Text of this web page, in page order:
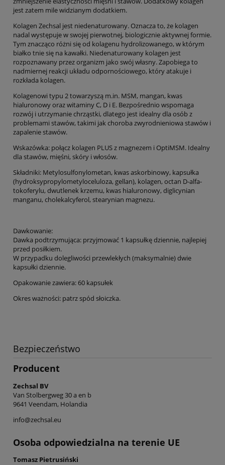
jest zatem mile widzianym dodatkiem.
Kolagen Zechsal jest niedenaturowany. Oznacza to, że kolagen
nadal występuje w swojej pierwotnej, biologicznie aktywnej formie.
Tym znacząco różni się od kolagenu hydrolizowanego, w którym
białko tnie się na kawałki. Niedenaturowany kolagen jest
rozpoznawany przez organizm jako swój własny. Zapobiega to
nadmiernej reakcji układu odpornościowego, który atakuje i
rozkłada kolagen.
Kolagenowi typu 2 towarzyszą m.in. MSM, mangan, kwas
hialuronowy oraz witaminy C, D i E. Bezpośrednio wspomaga
rozwój i utrzymanie chrząstki, dlatego jest idealny dla osób z
problemami stawów, takimi jak choroba zwyrodnieniowa stawów i
zapalenie stawów.
Wskazówka: połącz kolagen PLUS z magnezem i OptiMSM. Idealny
dla stawów, mięśni, skóry i włosów.
Składniki: Metylosulfonylometan, kwas askorbinowy, kapsułka
(hydroksypropylometyloceluloza, gellan), kolagen, octan D-alfa-
tokoferylu, dwutlenek krzemu, kwas hialuronowy, diglicynian
manganu, cholekalcyferol, stearynian magnezu.
Dawkowanie:
Dawka podtrzymująca: przyjmować 1 kapsułkę dziennie, najlepiej
przed posiłkiem.
W przypadku dolegliwości przewlekłych (maksymalnie) dwie
kapsułki dziennie.
Opakowanie zawiera: 60 kapsułek
Okres ważności: patrz spód słoiczka.
Bezpieczeństwo
Producent
Zechsal BV
Van Stolbergweg 30 a en b
9641 Veendam, Holandia
info@zechsal.eu
Osoba odpowiedzialna na terenie UE
Tomasz Pietrusiński